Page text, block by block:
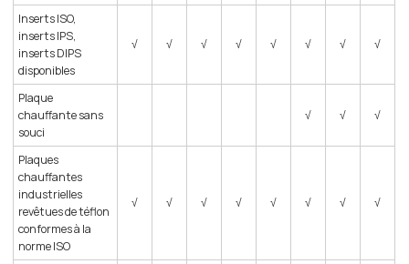
Inserts ISO,
inserts IPS,
inserts DIPS
disponibles
√ √ √ √ √ √ √ √
Plaque
chauffante sans
souci
√ √ √
Plaques
chauffantes
industrielles
revêtues de téflon
conformes à la
norme ISO
√ √ √ √ √ √ √ √